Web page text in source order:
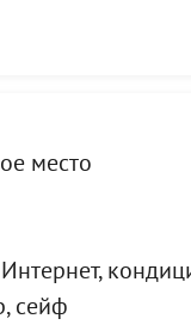
место
сейф